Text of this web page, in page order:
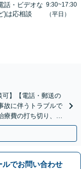
話・ビデオな
)は応相談
9:30~17:30
（平日）
可】【電話・郵送の
故に伴うトラブルで
療費の打ち切り、後
。
ルでお問い合わせ